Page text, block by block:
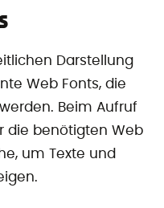
Darstellung
Web Fonts, die
Beim Aufruf
die benötigten Web
um Texte und